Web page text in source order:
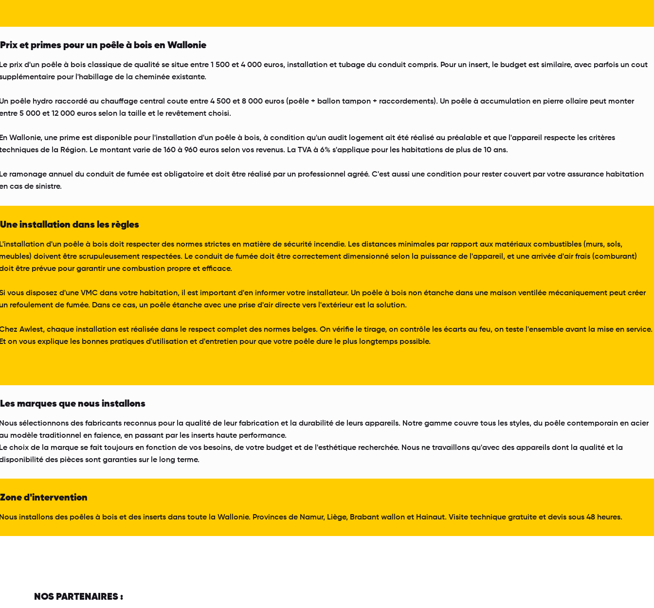
NOS PARTENAIRES :
Prix et primes pour un poêle à bois en Wallonie
prix d'un poêle à bois classique de qualité se situe entre 1 500 et 4 000 euros, installation et tubage du conduit compris. Pour un insert, le budget est similaire, avec parfois un cout
pour l'habillage de la cheminée existante.
poêle hydro raccordé au chauffage central coute entre 4 500 et 8 000 euros (poêle + ballon tampon + raccordements). Un poêle à accumulation en pierre ollaire peut monter
5 000 et 12 000 euros selon la taille et le revêtement choisi.
Wallonie, une prime est disponible pour l'installation d'un poêle à bois, à condition qu'un audit logement ait été réalisé au préalable et que l'appareil respecte les critères
de la Région. Le montant varie de 160 à 960 euros selon vos revenus. La TVA à 6% s'applique pour les habitations de plus de 10 ans.
ramonage annuel du conduit de fumée est obligatoire et doit être réalisé par un professionnel agréé. C'est aussi une condition pour rester couvert par votre assurance habitation
cas de sinistre.
Une installation dans les règles
d'un poêle à bois doit respecter des normes strictes en matière de sécurité incendie. Les distances minimales par rapport aux matériaux combustibles (murs, sols,
doivent être scrupuleusement respectées. Le conduit de fumée doit être correctement dimensionné selon la puissance de l'appareil, et une arrivée d'air frais (comburant)
être prévue pour garantir une combustion propre et efficace.
vous disposez d'uneVMC dans votre habitation, il est important d'en informer votre installateur. Un poêle à bois non étanche dans une maison ventilée mécaniquement peut créer
refoulement de fumée. Dans ce cas, un poêle étanche avec une prise d'air directe vers l'extérieur est la solution.
Awlest, chaque installation est réalisée dans le respect complet des normes belges. On vérifie le tirage, on contrôle les écarts au feu, on teste l'ensemble avant la mise en service.
on vous explique les bonnes pratiques d'utilisation et d'entretien pour que votre poêle dure le plus longtemps possible.
Les marques que nous installons
sélectionnons des fabricants reconnus pour la qualité de leur fabrication et la durabilité de leurs appareils. Notre gamme couvre tous les styles, du poêle contemporain en acier
modèle traditionnel en faience, en passant par les inserts haute performance.
choix de la marque se fait toujours en fonction de vos besoins, de votre budget et de l'esthétique recherchée. Nous ne travaillons qu'avec des appareils dont la qualité et la
des pièces sont garanties sur le long terme.
Zone d'intervention
installons des poêles à bois et des inserts dans toute la Wallonie. Provinces de Namur, Liège, Brabant wallon et Hainaut. Visite technique gratuite et devis sous 48 heures.